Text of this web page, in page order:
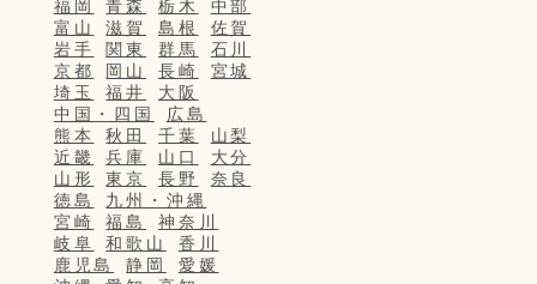
福岡
青森 栃木
中部
富山
滋賀 島根
佐賀
岩手
関東 群馬
石川
京都
岡山 長崎
宮城
埼玉
福井
大阪
中国・四国
広島
熊本
秋田 千葉
山梨
近畿
兵庫 山口
大分
山形
東京 長野
奈良
徳島
九州・沖縄
宮崎
福島
神奈川
岐阜
和歌山
香川
鹿児島
静岡
愛媛